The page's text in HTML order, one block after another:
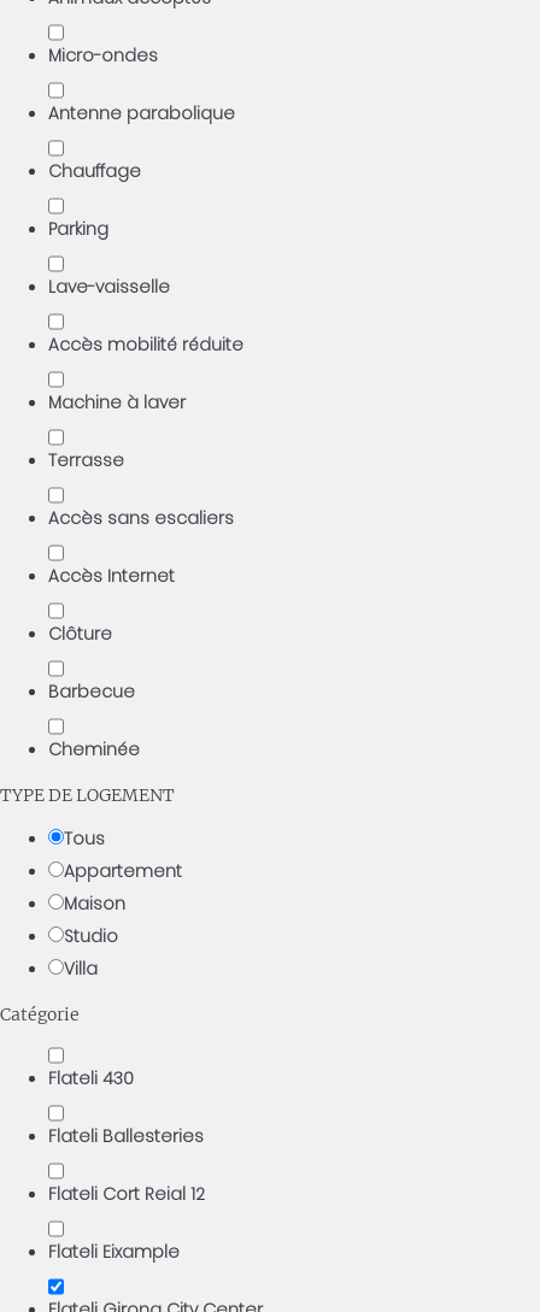
Micro-ondes
Antenne parabolique
Chauffage
Parking
Lave-vaisselle
Accès mobilité réduite
Machine à laver
Terrasse
Accès sans escaliers
Accès Internet
Clôture
Barbecue
Cheminée
TYPE DE LOGEMENT
Tous
Appartement
Maison
Studio
Villa
Catégorie
Flateli 430
Flateli Ballesteries
Flateli Cort Reial 12
Flateli Eixample